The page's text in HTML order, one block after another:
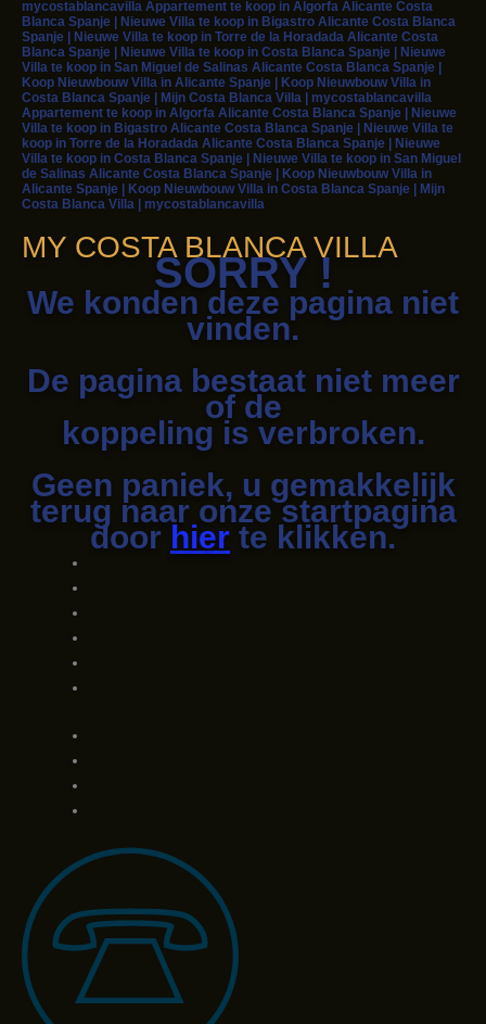
mycostablancavilla Appartement te koop in Algorfa Alicante Costa
Blanca Spanje | Nieuwe Villa te koop in Bigastro Alicante Costa Blanca
Spanje | Nieuwe Villa te koop in Torre de la Horadada Alicante Costa
Blanca Spanje | Nieuwe Villa te koop in Costa Blanca Spanje | Nieuwe
Villa te koop in San Miguel de Salinas Alicante Costa Blanca Spanje |
Koop Nieuwbouw Villa in Alicante Spanje | Koop Nieuwbouw Villa in
Costa Blanca Spanje | Mijn Costa Blanca Villa | mycostablancavilla
Appartement te koop in Algorfa Alicante Costa Blanca Spanje | Nieuwe
Villa te koop in Bigastro Alicante Costa Blanca Spanje | Nieuwe Villa te
koop in Torre de la Horadada Alicante Costa Blanca Spanje | Nieuwe
Villa te koop in Costa Blanca Spanje | Nieuwe Villa te koop in San Miguel
de Salinas Alicante Costa Blanca Spanje | Koop Nieuwbouw Villa in
Alicante Spanje | Koop Nieuwbouw Villa in Costa Blanca Spanje | Mijn
Costa Blanca Villa | mycostablancavilla
MY COSTA BLANCA VILLA
SORRY !
We konden deze pagina niet
vinden.
De pagina bestaat niet meer
of de
koppeling is verbroken.
Geen paniek, u gemakkelijk
terug naar onze startpagina
door hier te klikken.